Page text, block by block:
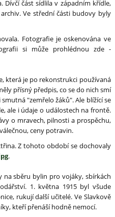
Dívčí část sídlila v západním křídle,
Ve střední části budovy byly
Fotografie je oskenována ve
si může prohlédnou zde -
která je po rekonstrukci používaná
přísný předpis, co se do nich smí
"zemřelo žáků". Ale blížící se
ale i údaje o událostech na frontě.
o mravech, pilnosti a prospěchu,
ceny potravin.
Z tohoto období se dochovaly
.
na sběru bylin pro vojáky, sbírkách
1. května 1915 byl všude
rukují další učitelé. Ve Slavkově
kteří přenáší hodně nemocí.